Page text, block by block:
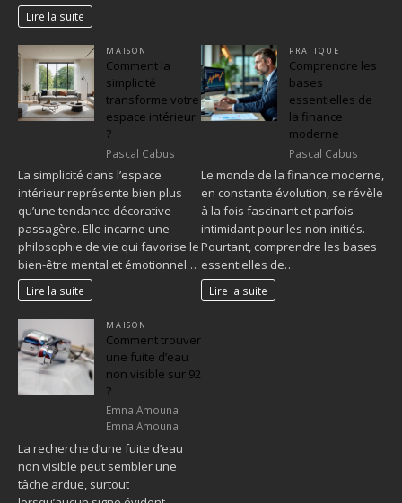
Lire la suite
MAISON
Comment la
simplicité
transforme votre
espace intérieur
?
Pascal Cabus
La simplicité dans l’espace
intérieur représente bien plus
qu’une tendance décorative
passagère. Elle incarne une
philosophie de vie qui favorise le
bien-être mental et émotionnel…
Lire la suite
PRATIQUE
Comprendre les
bases
essentielles de
la finance
moderne
Pascal Cabus
Le monde de la finance moderne,
en constante évolution, se révèle
à la fois fascinant et parfois
intimidant pour les non-initiés.
Pourtant, comprendre les bases
essentielles de…
Lire la suite
MAISON
Comment trouver
une fuite d’eau
non visible sur 92
?
Emna Amouna
Emna Amouna
La recherche d’une fuite d’eau
non visible peut sembler une
tâche ardue, surtout